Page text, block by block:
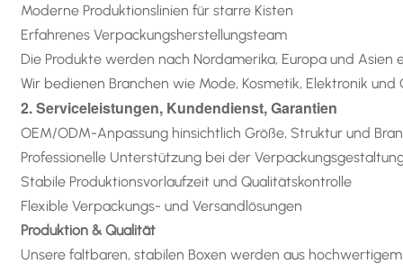
Moderne Produktionslinien für starre Kisten
Erfahrenes Verpackungsherstellungsteam
Die Produkte werden nach Nordamerika, Europa und Asien
Wir bedienen Branchen wie Mode, Kosmetik, Elektronik
2. Serviceleistungen, Kundendienst, Garantien
OEM/ODM-Anpassung hinsichtlich Größe, Struktur und
Professionelle Unterstützung bei der
Stabile Produktionsvorlaufzeit und Qualitätskontrolle
Flexible Verpackungs- und Versandlösungen
Produktion & Qualität
Unsere faltbaren, stabilen Boxen werden aus